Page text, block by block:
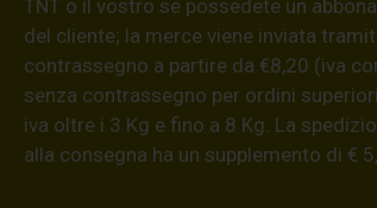
TNT o il vostro se possedete un
del cliente; la merce viene inviata
contrassegno a partire da €8,20 (iva
senza contrassegno per ordini
iva oltre i 3 Kg e fino a 8 Kg. La
alla consegna ha un supplemento di €